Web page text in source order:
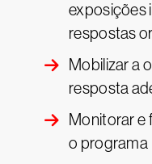
exposições
respostas
Mobilizar a
resposta
Monitorar e
o programa